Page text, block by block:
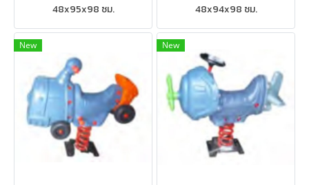
48x95x98 ซม.
48x94x98 ซม.
New New